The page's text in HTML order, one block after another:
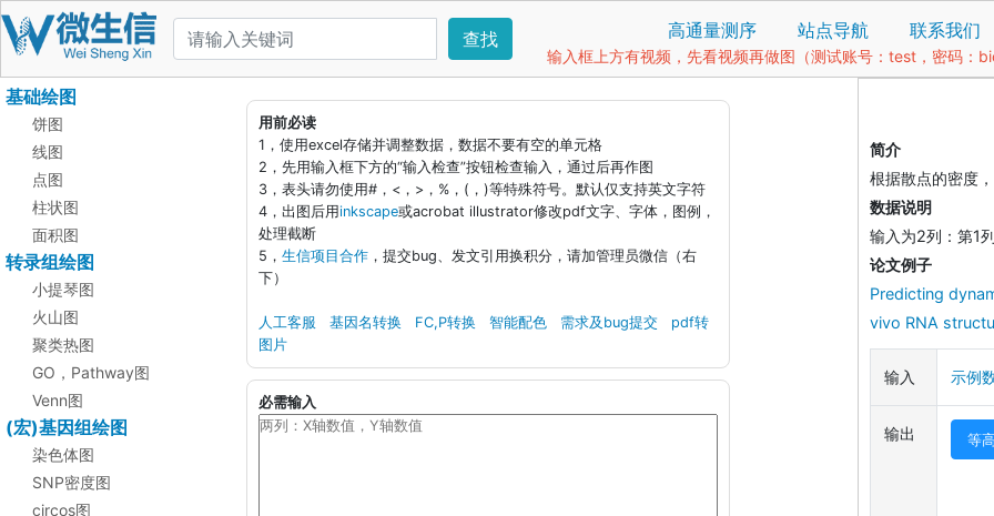
查找 高通量测序 站点导航 联系我们
输入框上方有视频，先看视频再做图（测试账号：test，密码：
基础绘图
饼图
线图
点图
柱状图
面积图
转录组绘图
小提琴图
火山图
聚类热图
GO，Pathway图
Venn图
(宏)基因组绘图
染色体图
SNP密度图
circos图
用前必读
1，使用excel存储并调整数据，数据不要有空的单元格
2，先用输入框下方的“输入检查”按钮检查输入，通过后再作图
3，表头请勿使用#，<，>，%，(，)等特殊符号。默认仅支持英文字符
4，出图后用inkscape或acrobat illustrator修改pdf文字、字体，图例，
处理截断
5， 生信项目合作，提交bug、发文引用换积分，请加管理员微信（右
下）
人工客服 基因名转换 FC,P转换 智能配色 需求及bug提交
pdf转
图片
必需输入
简介
根据散点的密度
数据说明
输入为2列：第1
论文例子
Predicting
vivo RNA
输入 示例
输出 等